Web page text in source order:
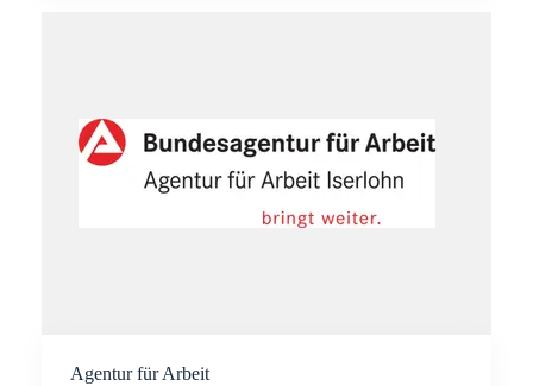
Agentur für Arbeit